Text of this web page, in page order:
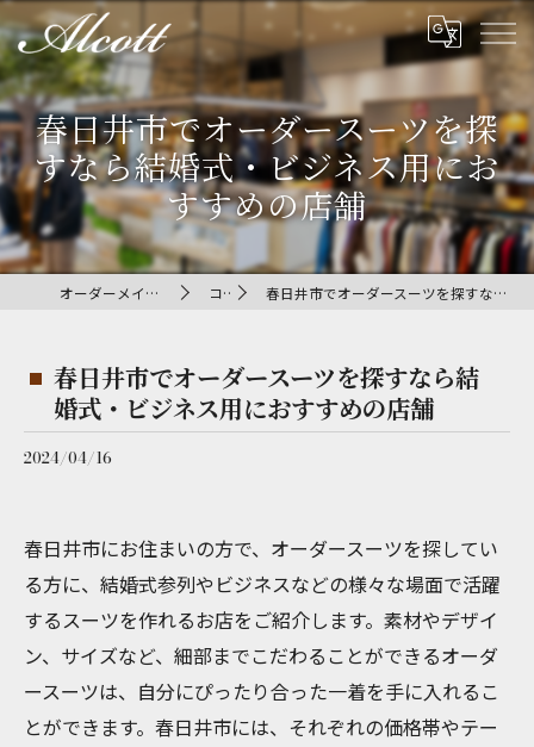
春日井市でオーダースーツを探
すなら結婚式・ビジネス用にお
すすめの店舗
オーダーメイドのスーツならAlcott コラム 春日井市でオーダースーツを探すなら結婚式・ビジネス用におすすめの店舗
春日井市でオーダースーツを探すなら結
婚式・ビジネス用におすすめの店舗
2024/04/16
春日井市にお住まいの方で、オーダースーツを探してい
る方に、結婚式参列やビジネスなどの様々な場面で活躍
するスーツを作れるお店をご紹介します。素材やデザイ
ン、サイズなど、細部までこだわることができるオーダ
ースーツは、自分にぴったり合った一着を手に入れるこ
とができます。春日井市には、それぞれの価格帯やテー